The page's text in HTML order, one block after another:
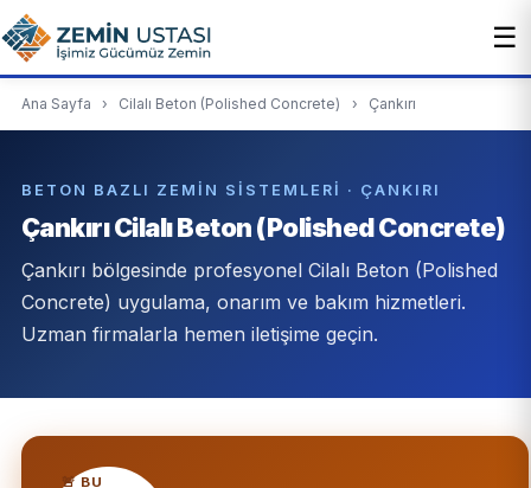
☰
Ana Sayfa › Cilalı Beton (Polished Concrete) › Çankırı
BETON BAZLI ZEMIN SISTEMLERI · ÇANKIRI
Çankırı Cilalı Beton (Polished Concrete)
Çankırı bölgesinde profesyonel Cilalı Beton (Polished
Concrete) uygulama, onarım ve bakım hizmetleri.
Uzman firmalarla hemen iletişime geçin.
🚨 BU